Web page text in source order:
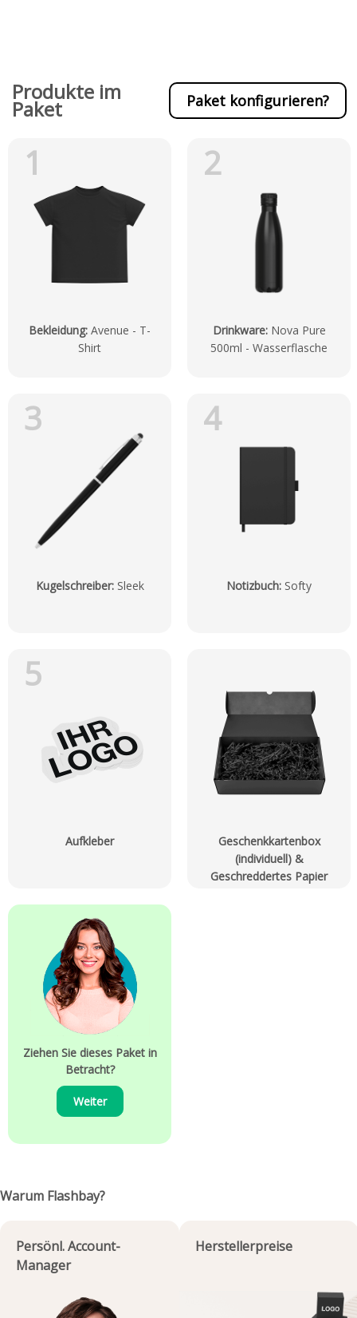
Produkte im
Paket Paket konfigurieren?
1
Bekleidung: Avenue - T-
Shirt
2
Drinkware: Nova Pure
500ml - Wasserflasche
3
Kugelschreiber: Sleek
4
Notizbuch: Softy
5
Aufkleber
Geschenkkartenbox
(individuell) &
Geschreddertes Papier
Ziehen Sie dieses Paket in
Betracht?
Weiter
Warum Flashbay?
Persönl. Account-
Manager
Herstellerpreise